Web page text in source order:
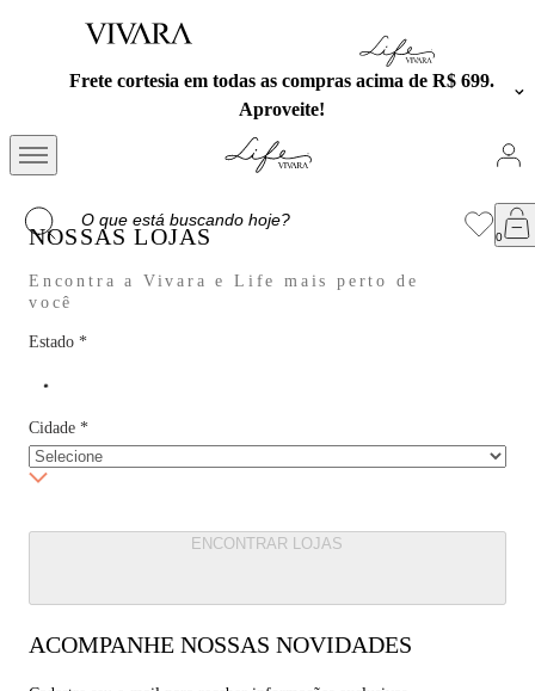
Frete cortesia em todas as compras acima de R$ 699.
Aproveite!
NOSSAS LOJAS
Encontra a Vivara e Life mais perto de
você
Estado *
Cidade *
ENCONTRAR LOJAS
ACOMPANHE NOSSAS NOVIDADES